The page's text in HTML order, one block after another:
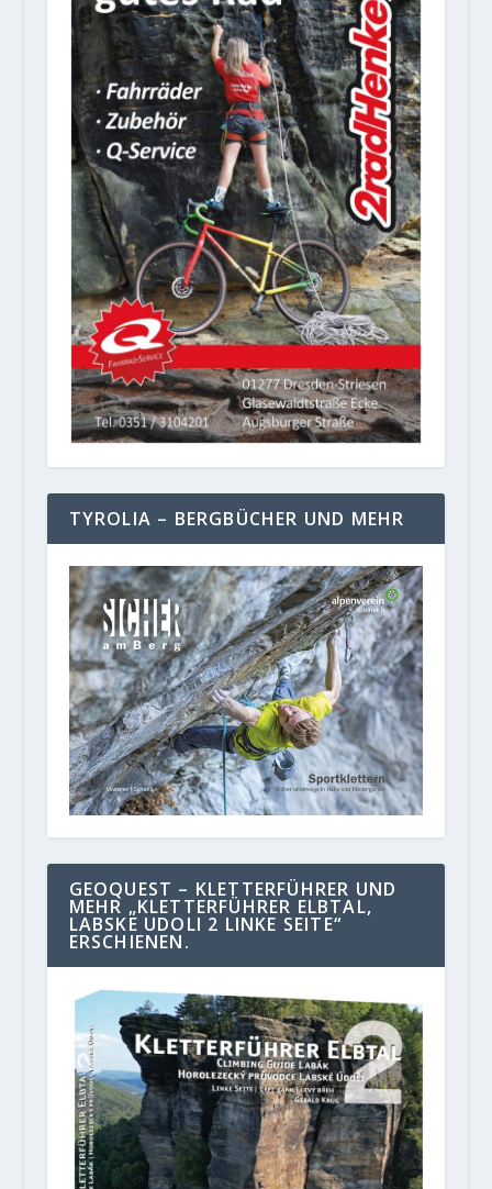
TYROLIA – BERGBÜCHER UND MEHR
GEOQUEST – KLETTERFÜHRER UND
MEHR „KLETTERFÜHRER ELBTAL,
LABSKE UDOLI 2 LINKE SEITE“
ERSCHIENEN.